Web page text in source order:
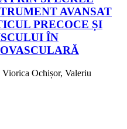
AVANSAT
PRECOCE ȘI
ÎN
Ochișor, Valeriu